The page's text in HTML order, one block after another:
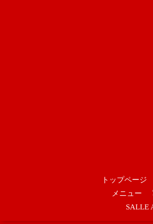
トップページ
メニュー
SALLE